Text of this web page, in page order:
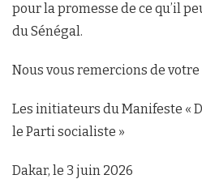
pour la promesse de ce qu’il
du Sénégal.
Nous vous remercions de
Les initiateurs du Manifeste «
le Parti socialiste »
Dakar, le 3 juin 2026